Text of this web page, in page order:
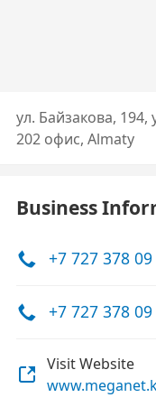
ул. Байзакова, 194,
202 офис, Almaty
Business
+7 727 378 09
+7 727 378 09
Visit Website